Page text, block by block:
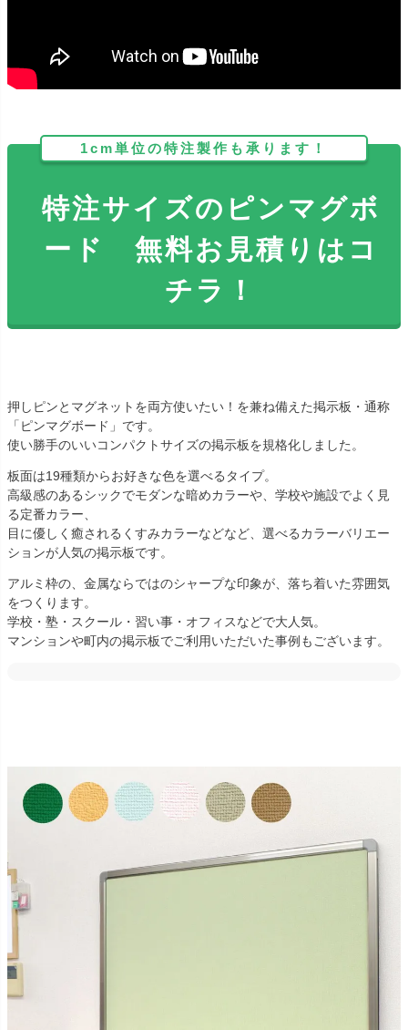
1cm単位の特注製作も承ります！
特注サイズのピンマグボ
ード 無料お見積りはコ
チラ！
押しピンとマグネットを両方使いたい！を兼ね備えた掲示板・通称
「ピンマグボード」です。
使い勝手のいいコンパクトサイズの掲示板を規格化しました。
板面は19種類からお好きな色を選べるタイプ。
高級感のあるシックでモダンな暗めカラーや、学校や施設でよく見
る定番カラー、
目に優しく癒されるくすみカラーなどなど、選べるカラーバリエー
ションが人気の掲示板です。
アルミ枠の、金属ならではのシャープな印象が、落ち着いた雰囲気
をつくります。
学校・塾・スクール・習い事・オフィスなどで大人気。
マンションや町内の掲示板でご利用いただいた事例もございます。